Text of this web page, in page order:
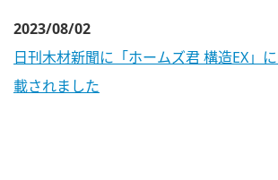
2023/08/02
日刊木材新聞に「ホームズ君 構造EX」
載されました